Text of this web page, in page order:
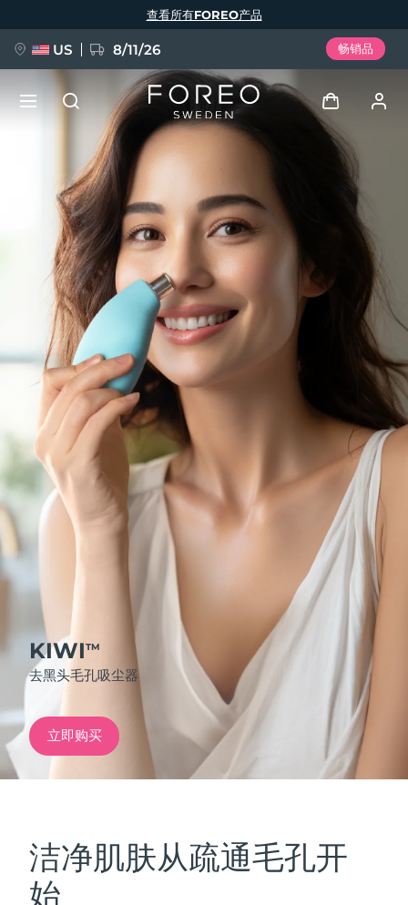
KIWITM
去黑头毛孔吸尘器
立即购买
洁净肌肤从疏通毛孔开
始
查看所有FOREO产品
US 8/11/26 畅销品
用户信息
我的设备
我的订单
我的地址
我的订阅
FAQ™ Pure Beauty-Tech Elixir
BREAKING NEWS
issa™ Teeth Whitening Set
FAQ™ Dual LED Panel
热门产品
特别优惠 畅销产品
红光疗法
语言
English Deutsch
Español
Français
Italiano
Português
Polski
Svenska
Русский
Türkçe
简体中文 繁體中文
发货国家
美国 预计送达日期8/11/26
英国 预计送达日期 8/10/26
预计送达日期8/10/26
澳大利亚 预计送达日期 8/13/26
法国 预计送达日期 8/10/26
德国 预计送达日期8/10/26
加拿大 预计送达日期 8/14/26
奥地利 预计送达日期8/10/26
巴林